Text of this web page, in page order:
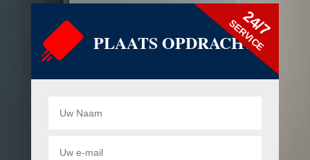
PLAATS OPDRACHT
24/7
SERVICE